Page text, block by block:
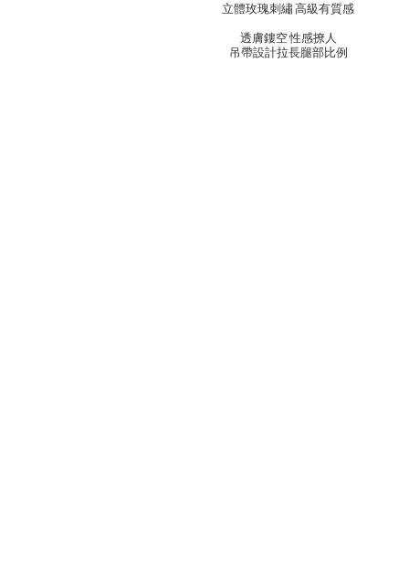
立體玫瑰刺繡 高級有質感
透膚鏤空 性感撩人
吊帶設計拉長腿部比例